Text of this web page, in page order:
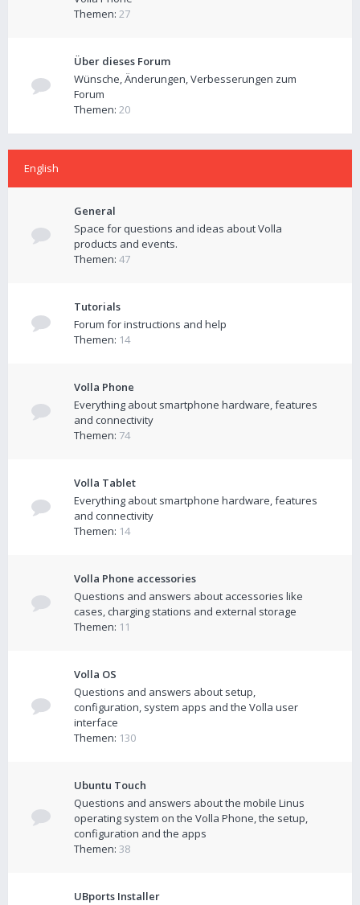
Themen: 27
Über dieses Forum
Wünsche, Änderungen, Verbesserungen zum
Forum
Themen: 20
English
General
Space for questions and ideas about Volla
products and events.
Themen: 47
Tutorials
Forum for instructions and help
Themen: 14
Volla Phone
Everything about smartphone hardware, features
and connectivity
Themen: 74
Volla Tablet
Everything about smartphone hardware, features
and connectivity
Themen: 14
Volla Phone accessories
Questions and answers about accessories like
cases, charging stations and external storage
Themen: 11
Volla OS
Questions and answers about setup,
configuration, system apps and the Volla user
interface
Themen: 130
Ubuntu Touch
Questions and answers about the mobile Linus
operating system on the Volla Phone, the setup,
configuration and the apps
Themen: 38
UBports Installer